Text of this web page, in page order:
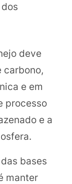
deve
carbono,
e em
processo
e a
bases
manter